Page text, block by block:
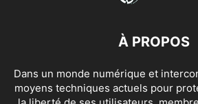
À PROPOS
Dans un monde numérique et
moyens techniques actuels pour